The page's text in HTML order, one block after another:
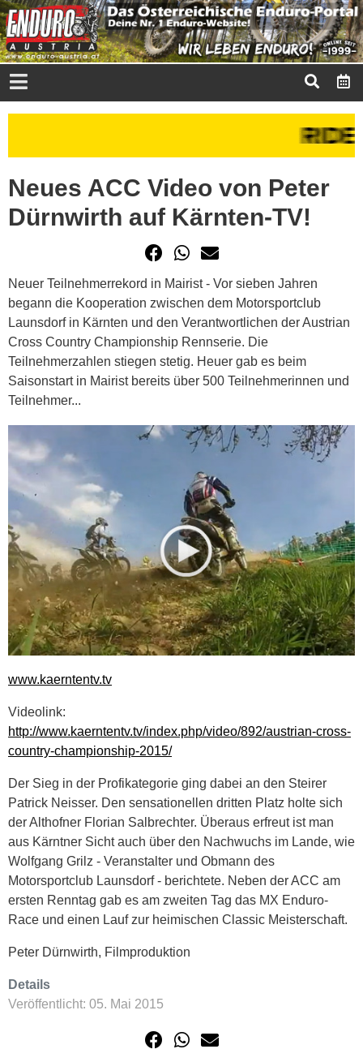
Neues ACC Video von Peter
Dürnwirth auf Kärnten-TV!
Neuer Teilnehmerrekord in Mairist - Vor sieben Jahren
begann die Kooperation zwischen dem Motorsportclub
Launsdorf in Kärnten und den Verantwortlichen der Austrian
Cross Country Championship Rennserie. Die
Teilnehmerzahlen stiegen stetig. Heuer gab es beim
Saisonstart in Mairist bereits über 500 Teilnehmerinnen und
Teilnehmer...
www.kaerntentv.tv
Videolink:
http://www.kaerntentv.tv/index.php/video/892/austrian-cross-
country-championship-2015/
Der Sieg in der Profikategorie ging dabei an den Steirer
Patrick Neisser. Den sensationellen dritten Platz holte sich
der Althofner Florian Salbrechter. Überaus erfreut ist man
aus Kärntner Sicht auch über den Nachwuchs im Lande, wie
Wolfgang Grilz - Veranstalter und Obmann des
Motorsportclub Launsdorf - berichtete. Neben der ACC am
ersten Renntag gab es am zweiten Tag das MX Enduro-
Race und einen Lauf zur heimischen Classic Meisterschaft.
Peter Dürnwirth, Filmproduktion
Details
Veröffentlicht: 05. Mai 2015